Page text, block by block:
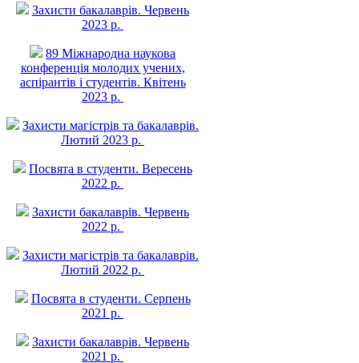
Захисти бакалаврів. Червень
2023 р.
89 Міжнародна наукова
конференція молодих учених,
аспірантів і студентів. Квітень
2023 р.
Захисти магістрів та бакалаврів.
Лютий 2023 р.
Посвята в студенти. Вересень
2022 р.
Захисти бакалаврів. Червень
2022 р.
Захисти магістрів та бакалаврів.
Лютий 2022 р.
Посвята в студенти. Серпень
2021 р.
Захисти бакалаврів. Червень
2021 р.